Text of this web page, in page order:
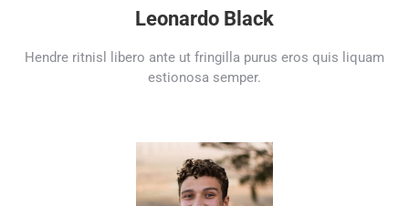
Leonardo Black
Hendre ritnisl libero ante ut fringilla purus eros quis liquam
estionosa semper.